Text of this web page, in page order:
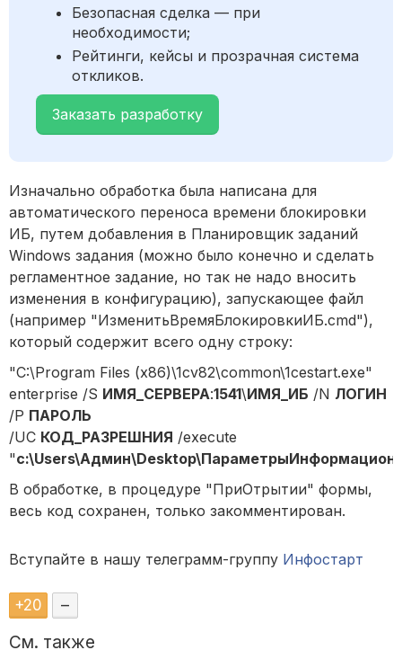
Безопасная сделка — при
необходимости;
Рейтинги, кейсы и прозрачная система
откликов.
Заказать разработку
Изначально обработка была написана для
автоматического переноса времени блокировки
ИБ, путем добавления в Планировщик заданий
Windows задания (можно было конечно и сделать
регламентное задание, но так не надо вносить
изменения в конфигурацию), запускающее файл
(например "ИзменитьВремяБлокировкиИБ.cmd"),
который содержит всего одну строку:
"C:\Program Files (x86)\1cv82\common\1cestart.exe"
enterprise /S ИМЯ_СЕРВЕРА:1541\ИМЯ_ИБ /N ЛОГИН
/P ПАРОЛЬ
/UC КОД_РАЗРЕШНИЯ /execute
"
В обработке, в процедуре "ПриОтрытии" формы,
весь код сохранен, только закомментирован.
Вступайте в нашу телеграмм-группу Инфостарт
+20 –
См. также